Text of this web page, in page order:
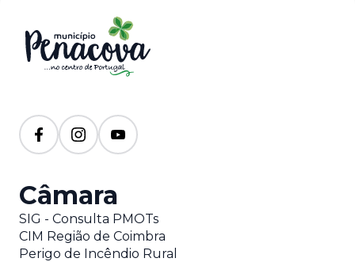
Câmara
SIG - Consulta PMOTs
CIM Região de Coimbra
Perigo de Incêndio Rural